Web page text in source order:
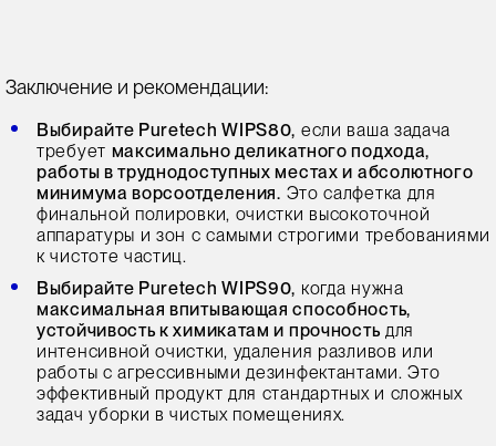
Заключение и рекомендации:
Выбирайте Puretech WIPS80, если ваша задача
требует максимально деликатного подхода,
работы в труднодоступных местах и абсолютного
минимума ворсоотделения. Это салфетка для
финальной полировки, очистки высокоточной
аппаратуры и зон с самыми строгими требованиями
к чистоте частиц.
Выбирайте Puretech WIPS90, когда нужна
максимальная впитывающая способность,
устойчивость к химикатам и прочность для
интенсивной очистки, удаления разливов или
работы с агрессивными дезинфектантами. Это
эффективный продукт для стандартных и сложных
задач уборки в чистых помещениях.